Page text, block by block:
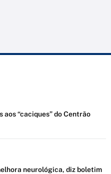
“caciques” do Centrão
neurológica, diz boletim